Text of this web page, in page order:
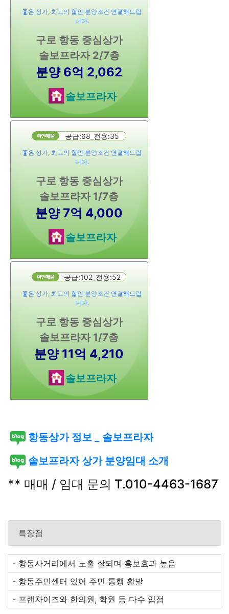
구로 항동 중심상가
솔보프라자 2/7층
분양 6억 2,062
솔보프라자
좋은 상가, 최고의 할인 분양조건 연결해드립
니다.
구로 항동 중심상가
솔보프라자 1/7층
분양 7억 4,000
솔보프라자
공급:68_전용:35
좋은 상가, 최고의 할인 분양조건 연결해드립
니다.
구로 항동 중심상가
솔보프라자 1/7층
분양 11억 4,210
솔보프라자
공급:102_전용:52
좋은 상가, 최고의 할인 분양조건 연결해드립
니다.
항동상가 정보 _ 솔보프라자
솔보프라자 상가 분양임대 소개
** 매매 / 임대 문의 T.010-4463-1687
특장점
- 항동사거리에서 노출 잘되며 홍보효과 높음
- 항동주민센터 있어 주민 통행 활발
- 프랜차이즈와 한의원, 학원 등 다수 입점